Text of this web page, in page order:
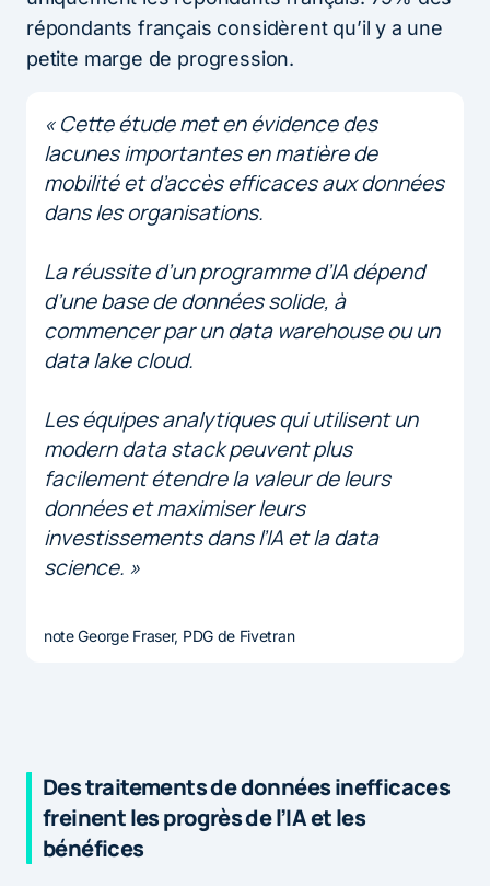
répondants français considèrent qu’il y a une
petite marge de progression.
« Cette étude met en évidence des
lacunes importantes en matière de
mobilité et d’accès efficaces aux données
dans les organisations.
La réussite d’un programme d’IA dépend
d’une base de données solide, à
commencer par un data warehouse ou un
data lake cloud.
Les équipes analytiques qui utilisent un
modern data stack peuvent plus
facilement étendre la valeur de leurs
données et maximiser leurs
investissements dans l’IA et la data
science. »
note George Fraser, PDG de Fivetran
Des traitements de données inefficaces
freinent les progrès de l’IA et les
bénéfices